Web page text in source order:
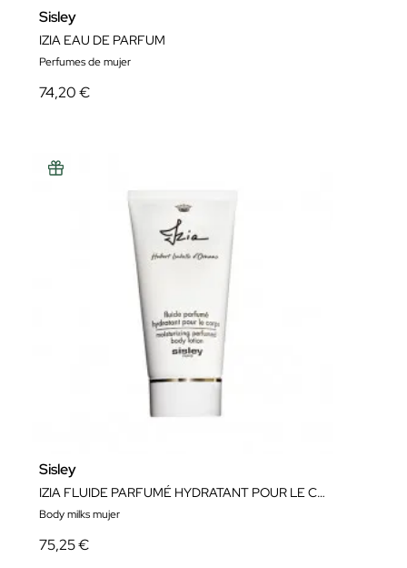
Sisley
IZIA EAU DE PARFUM
Perfumes de mujer
74,20 €
Sisley
IZIA FLUIDE PARFUMÉ HYDRATANT POUR LE CORPS 150ML
Body milks mujer
75,25 €